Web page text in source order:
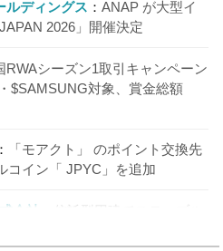
ルディングス
ANAP が大型イ
2026」開催決定
RWAシーズン1取引キャンペーン
$SAMSUNG対象、賞金総額
「モアクト」 のポイント交換先
コイン「 JPYC」を追加
会社
信託型円建てステーブル